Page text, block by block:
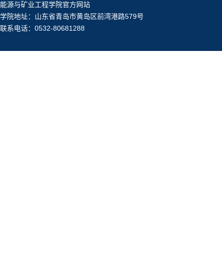
能源与矿业工程学院官方网站
学院地址：山东省青岛市黄岛区前湾港路579号
联系电话：0532-80681288